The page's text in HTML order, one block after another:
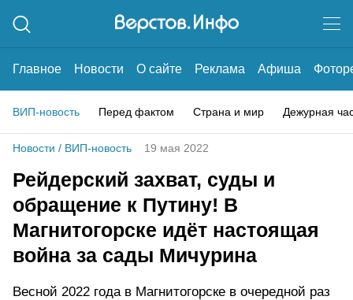
Главное Новости О сайте Реклама Афиша
ВИП-новость Перед фактом Страна и мир Дежурная
Новости / ВИП-новость 19 мая 2022
Рейдерский захват, суды и
обращение к Путину! В
Магнитогорске идёт настоящая
война за сады Мичурина
Весной 2022 года в Магнитогорске в очередной раз